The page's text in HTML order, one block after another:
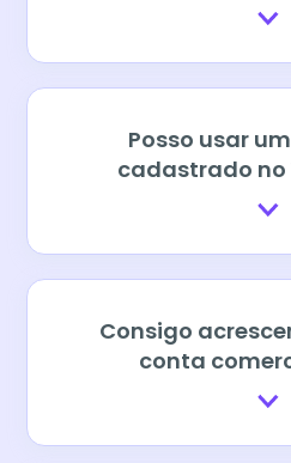
Posso usar
cadastrado no
Consigo
conta